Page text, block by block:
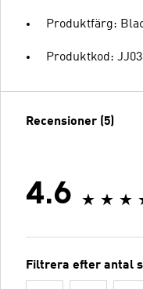
Produktfärg:
Produktkod:
Recensioner (5)
4.6
Filtrera efter antal